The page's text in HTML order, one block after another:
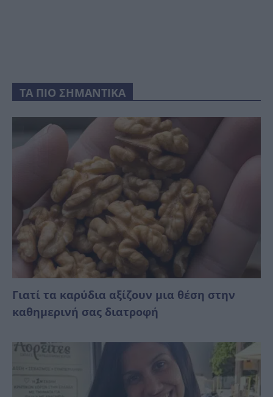
ΤΑ ΠΙΟ ΣΗΜΑΝΤΙΚΑ
Γιατί τα καρύδια αξίζουν μια θέση στην
καθημερινή σας διατροφή